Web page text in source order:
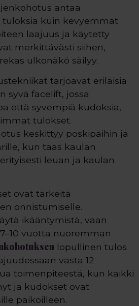
antaa
kuin kevyemmät
laajuus ja käytetty
merkittävästi siihen,
ulkonäkö säilyy.
tarjoavat erilaisia
syvä facelift, jossa
että syvempiä kudoksia,
tulokset.
keskittyy poskipäihin ja
kun taas kaulan
leuan ja kaulan
ovat tärkeitä
onnistumiselle.
ikääntymistä, vaan
vuotta nuoremman
lopullinen tulos
vasta 12
toimenpiteestä, kun kaikki
ja kudokset ovat
paikoilleen.